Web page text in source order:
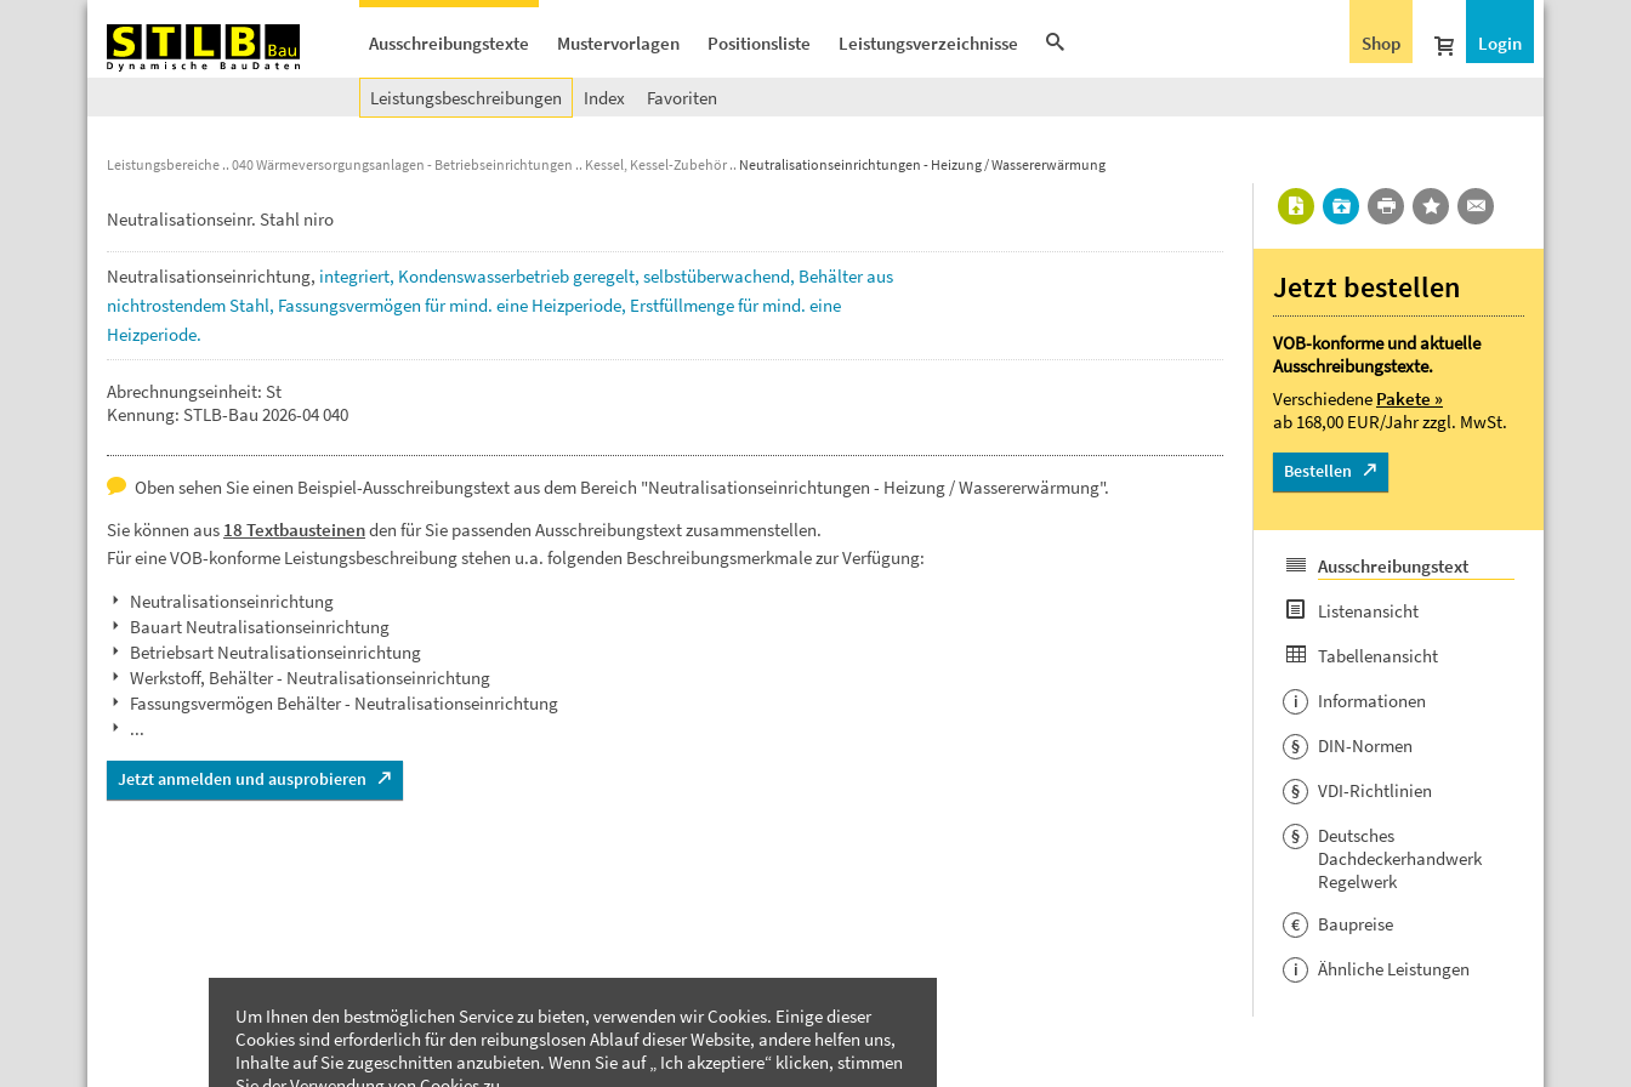
Ausschreibungstexte Mustervorlagen Positionsliste Leistungsverzeichnisse Login
Shop
Leistungsbeschreibungen Index Favoriten
Leistungsbereiche 040 Wärmeversorgungsanlagen - Betriebseinrichtungen Kessel, Kessel-Zubehör Neutralisationseinrichtungen - Heizung / Wassererwärmung
Neutralisationseinr. Stahl niro
Neutralisationseinrichtung, integriert, Kondenswasserbetrieb geregelt, selbstüberwachend, Behälteraus
nichtrostendemStahl, Fassungsvermögen fürmind. eine Heizperiode, Erstfüllmengefürmind. eine
Heizperiode.
Abrechnungseinheit: St
Kennung: STLB-Bau 2026-04 040
Oben sehen Sie einen Beispiel-Ausschreibungstext aus dem Bereich "Neutralisationseinrichtungen - Heizung / Wassererwärmung".
Sie können aus 18 Textbausteinenden für Sie passenden Ausschreibungstext zusammenstellen.
Für eine VOB-konforme Leistungsbeschreibung stehen u.a. folgenden Beschreibungsmerkmale zur Verfügung:
Neutralisationseinrichtung
Bauart Neutralisationseinrichtung
Betriebsart Neutralisationseinrichtung
Werkstoff, Behälter - Neutralisationseinrichtung
Fassungsvermögen Behälter - Neutralisationseinrichtung
...
Jetzt anmelden und ausprobieren
Jetzt bestellen
VOB-konforme und aktuelle
Ausschreibungstexte.
Verschiedene Pakete »
ab 168,00 EUR/Jahrzzgl. MwSt.
Bestellen
Ausschreibungstext
Listenansicht
Tabellenansicht
i Informationen
§ DIN-Normen
§ VDI-Richtlinien
§
Deutsches
Dachdeckerhandwerk
Regelwerk
€ Baupreise
i Ähnliche Leistungen
Um Ihnen den bestmöglichen Service zu bieten, verwenden wir Cookies. Einige dieser
Cookies sind erforderlich für den reibungslosen Ablauf dieser Website, andere helfen uns,
Inhalte auf Sie zugeschnitten anzubieten. Wenn Sie auf „ Ich akzeptiere“ klicken, stimmen